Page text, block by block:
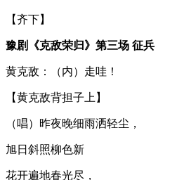
【齐下】
豫剧《克敌荣归》第三场 征兵
黄克敌：（内）走哇！
【黄克敌背担子上】
（唱）昨夜晚细雨洒轻尘，
旭日斜照柳色新
花开遍地春光尽，